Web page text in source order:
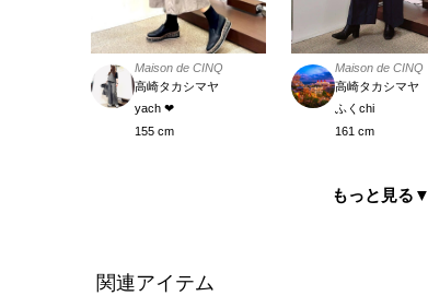
Maison de CINQ
高崎タカシマヤ
yach ❤︎
155 cm
Maison de CINQ
高崎タカシマヤ
ふくchi
161 cm
もっと見る ▼
関連アイテム